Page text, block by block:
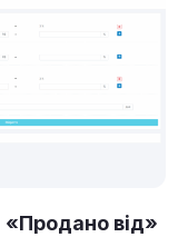
«Продано від»